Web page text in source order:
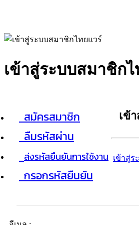
เข้าสู่ระบบสมาชิก
สมัครสมาชิก
ลืมรหัสผ่าน
ส่งรหัสยืนยันการใช้งาน
กรอกรหัสยืนยัน
เข้
เข้าสู่ร